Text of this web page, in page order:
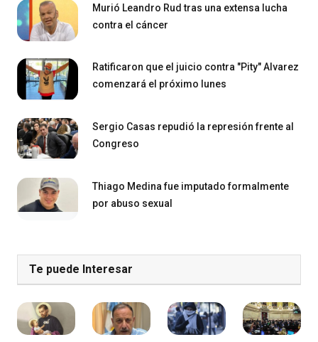
Murió Leandro Rud tras una extensa lucha
contra el cáncer
Ratificaron que el juicio contra "Pity" Alvarez
comenzará el próximo lunes
Sergio Casas repudió la represión frente al
Congreso
Thiago Medina fue imputado formalmente
por abuso sexual
Te puede Interesar